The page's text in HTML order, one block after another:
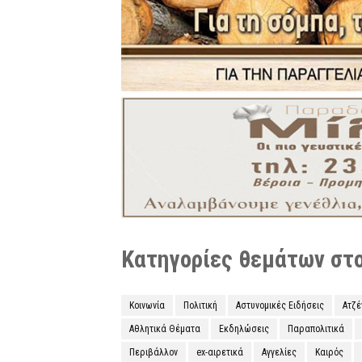
Κατηγορίες θεμάτων
Κοινωνία Πολιτική Αστυνομικές Ειδήσεις
Αθλητικά Θέματα Εκδηλώσεις Παραπολιτικά
Περιβάλλον ex-αιρετικά Αγγελίες Καιρός